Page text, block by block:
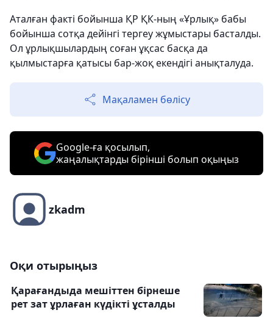
Аталған факті бойынша ҚР ҚК-ның «Ұрлық» бабы
бойынша сотқа дейінгі тергеу жұмыстары басталды.
Ол ұрлықшылардың соған ұқсас басқа да
қылмыстарға қатысы бар-жоқ екендігі анықталуда.
Мақаламен бөлісу
Google-ға қосылып,
жаңалықтарды бірінші болып оқыңыз
zkadm
Оқи отырыңыз
Қарағандыда мешіттен бірнеше
рет зат ұрлаған күдікті ұсталды